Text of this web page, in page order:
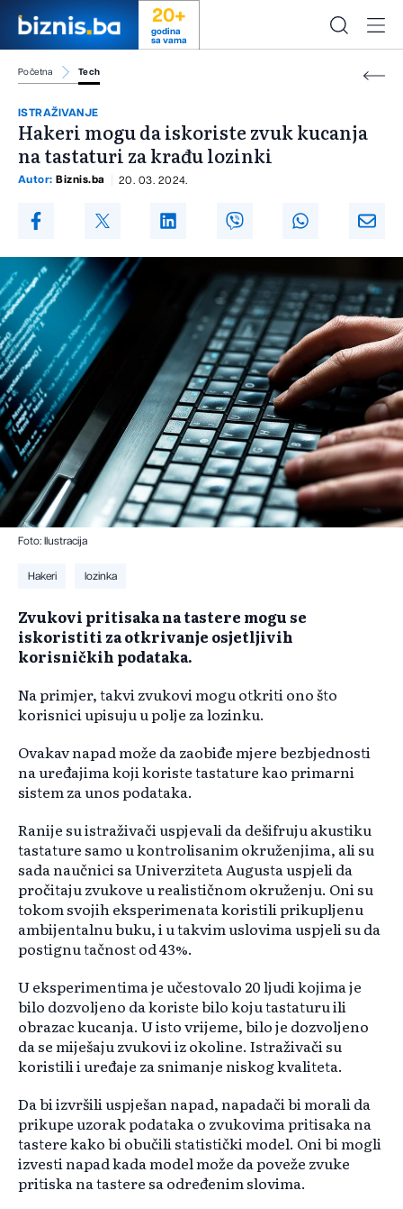
20+
godina
sa vama
Početna Tech
ISTRAŽIVANJE
Hakeri mogu da iskoriste zvuk kucanja
na tastaturi za krađu lozinki
Autor: Biznis.ba 20. 03. 2024.
Foto: Ilustracija
Hakeri lozinka
Zvukovi pritisaka na tastere mogu se
iskoristiti za otkrivanje osjetljivih
korisničkih podataka.
Na primjer, takvi zvukovi mogu otkriti ono što
korisnici upisuju u polje za lozinku.
Ovakav napad može da zaobiđe mjere bezbjednosti
na uređajima koji koriste tastature kao primarni
sistem za unos podataka.
Ranije su istraživači uspjevali da dešifruju akustiku
tastature samo u kontrolisanim okruženjima, ali su
sada naučnici sa Univerziteta Augusta uspjeli da
pročitaju zvukove u realističnom okruženju. Oni su
tokom svojih eksperimenata koristili prikupljenu
ambijentalnu buku, i u takvim uslovima uspjeli su da
postignu tačnost od 43%.
U eksperimentima je učestovalo 20 ljudi kojima je
bilo dozvoljeno da koriste bilo koju tastaturu ili
obrazac kucanja. U isto vrijeme, bilo je dozvoljeno
da se miješaju zvukovi iz okoline. Istraživači su
koristili i uređaje za snimanje niskog kvaliteta.
Da bi izvršili uspješan napad, napadači bi morali da
prikupe uzorak podataka o zvukovima pritisaka na
tastere kako bi obučili statistički model. Oni bi mogli
izvesti napad kada model može da poveže zvuke
pritiska na tastere sa određenim slovima.